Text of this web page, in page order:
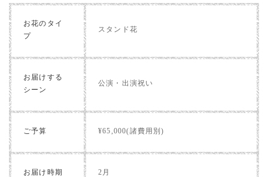
お花のタイ
プ
スタンド花
お届けする
シーン
公演・出演祝い
ご予算 ¥65,000(諸費用別)
お届け時期 2月